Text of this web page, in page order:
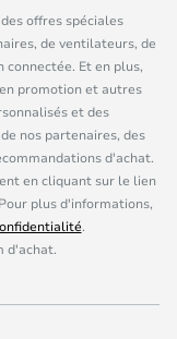
offres spéciales
de ventilateurs, de
Et en plus,
promotion et autres
et des
nos partenaires, des
d'achat.
en cliquant sur le lien
plus d'informations,
.
d'achat.